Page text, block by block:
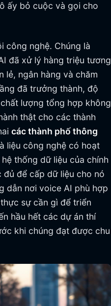
ấy bỏ cuộc và gọi cho
công nghệ. Chúng là
đã xử lý hàng triệu tương
lẻ, ngân hàng và chăm
đã trưởng thành, độ
lượng tổng hợp không
thật cho các thành
các thành phố thông
liệu công nghệ có hoạt
thống dữ liệu của chính
để cấp dữ liệu cho nó
dẫn nơi voice AI phù hợp
sự cần gì để triển
hầu hết các dự án thí
khi chúng đạt được chu